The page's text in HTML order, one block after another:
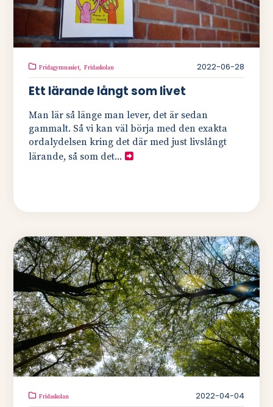
Fridagymnasiet, Fridaskolan 2022-06-28
Ett lärande långt som livet
Man lär så länge man lever, det är sedan
gammalt. Så vi kan väl börja med den exakta
ordalydelsen kring det där med just livslångt
lärande, så som det...
Fridaskolan 2022-04-04